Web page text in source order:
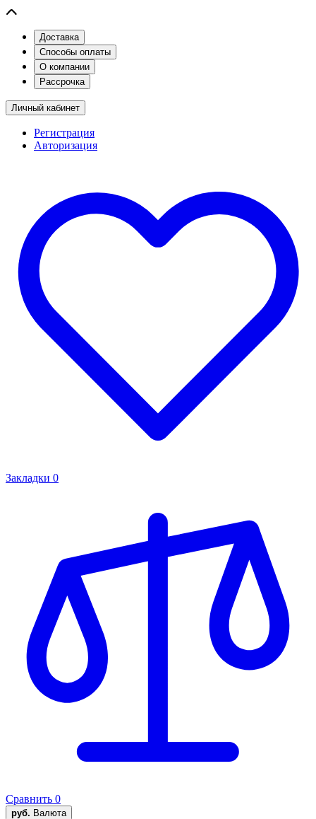
Доставка
Способы оплаты
О компании
Рассрочка
Личный кабинет
Регистрация
Авторизация
Закладки 0
Сравнить 0
руб. Валюта